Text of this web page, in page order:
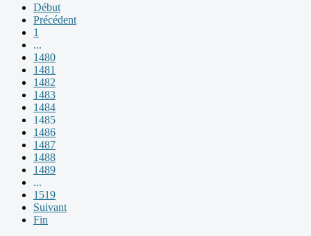
Début
Précédent
1
...
1480
1481
1482
1483
1484
1485
1486
1487
1488
1489
...
1519
Suivant
Fin